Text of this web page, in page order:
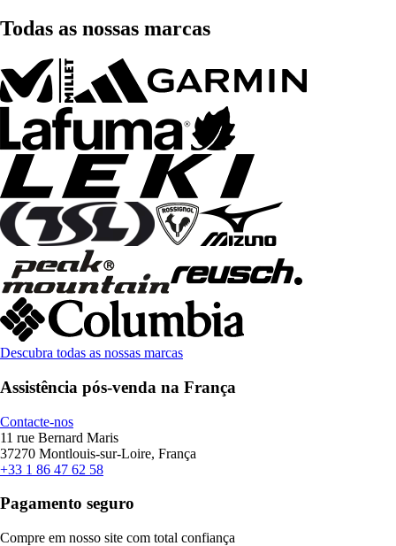
Todas as nossas marcas
Descubra todas as nossas marcas
Assistência pós-venda na França
Contacte-nos
11 rue Bernard Maris
37270 Montlouis-sur-Loire, França
+33 1 86 47 62 58
Pagamento seguro
Compre em nosso site com total confiança